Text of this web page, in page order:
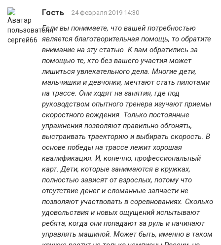
Гость 24 февраля 2019 14:30
Если вы понимаете, что вашей потребностью
является благотворительная помощь, то обратите
внимание на эту статью. К вам обратились за
помощью те, кто без вашего участия может
лишиться увлекательного дела. Многие дети,
мальчишки и девчонки, мечтают стать пилотами
на трассе. Они ходят на занятия, где под
руководством опытного тренера изучают приемы
скоростного вождения. Только постоянные
упражнения позволяют правильно обгонять,
выстраивать траекторию и выбирать скорость. В
основе победы на трассе лежит хорошая
квалификация. И, конечно, профессиональный
карт. Дети, которые занимаются в кружках,
полностью зависят от взрослых, потому что
отсутствие денег и сломанные запчасти не
позволяют участвовать в соревнованиях. Сколько
удовольствия и новых ощущений испытывают
ребята, когда они попадают за руль и начинают
управлять машиной. Может быть, именно в таком